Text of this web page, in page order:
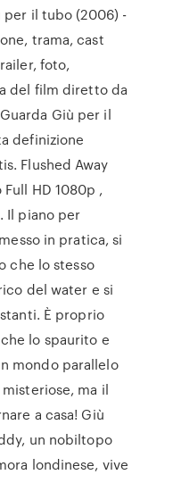
per il tubo (2006) -
trama, cast
foto,
del film diretto da
Giù per il
definizione
Flushed Away
HD 1080p ,
Il piano per
in pratica, si
che lo stesso
del water e si
È proprio
lo spaurito e
mondo parallelo
ma il
a casa! Giù
un nobiltopo
londinese, vive